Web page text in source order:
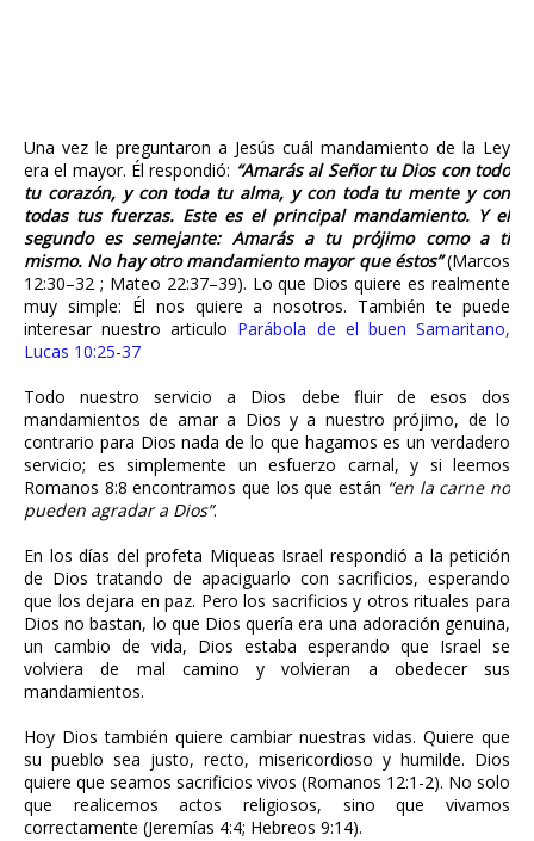
Una vez le preguntaron a Jesús cuál mandamiento de la Ley
era el mayor. Él respondió: “Amarás al Señor tu Dios con todo
tu corazón, y con toda tu alma, y con toda tu mente y con
todas tus fuerzas. Este es el principal mandamiento. Y el
segundo es semejante: Amarás a tu prójimo como a ti
mismo. No hay otro mandamiento mayor que éstos”(Marcos
12:30–32 ; Mateo 22:37–39). Lo que Dios quiere es realmente
muy simple: Él nos quiere a nosotros. También te puede
interesar nuestro articulo Parábola de el buen Samaritano,
Lucas 10:25-37
Todo nuestro servicio a Dios debe fluir de esos dos
mandamientos de amar a Dios y a nuestro prójimo, de lo
contrario para Dios nada de lo que hagamos es un verdadero
servicio; es simplemente un esfuerzo carnal, y si leemos
Romanos 8:8 encontramos que los que están “en la carne no
pueden agradar a Dios”.
En los días del profeta Miqueas Israel respondió a la petición
de Dios tratando de apaciguarlo con sacrificios, esperando
que los dejara en paz. Pero los sacrificios y otros rituales para
Dios no bastan, lo que Dios quería era una adoración genuina,
un cambio de vida, Dios estaba esperando que Israel se
volviera de mal camino y volvieran a obedecer sus
mandamientos.
Hoy Dios también quiere cambiar nuestras vidas. Quiere que
su pueblo sea justo, recto, misericordioso y humilde. Dios
quiere que seamos sacrificios vivos (Romanos 12:1-2). No solo
que realicemos actos religiosos, sino que vivamos
correctamente (Jeremías 4:4; Hebreos 9:14).